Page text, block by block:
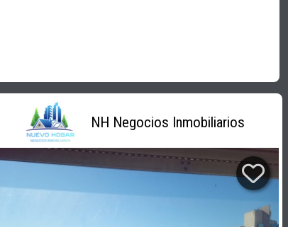
NH Negocios Inmobiliarios